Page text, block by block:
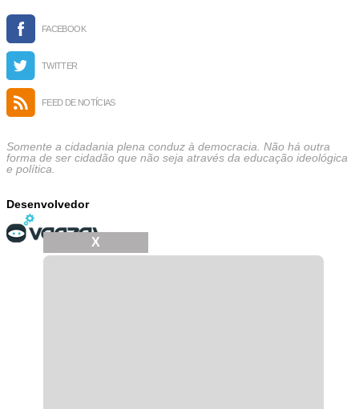
FACEBOOK
TWITTER
FEED DE NOTÍCIAS
Somente a cidadania plena conduz à democracia. Não há outra
forma de ser cidadão que não seja através da educação ideológica
e política.
Desenvolvedor
X